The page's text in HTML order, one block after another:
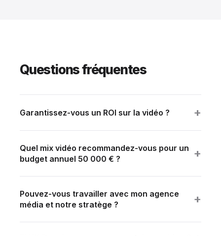
Questions fréquentes
Garantissez-vous un ROI sur la vidéo ? +
de votre marché + KPI tracking mensuel +
recommandations d'optimisation.
Quel mix vidéo recommandez-vous pour un
budget annuel 50 000 € ?
+
Starter (3 500 €/mois × 6 = 21 000 €). Reste : 5 000
€ de marge.
Pouvez-vous travailler avec mon agence
média et notre stratège ?
+